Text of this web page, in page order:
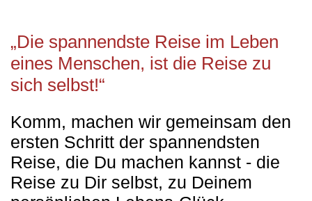
„Die spannendste Reise im Leben
eines Menschen, ist die Reise zu
sich selbst!“
Komm, machen wir gemeinsam den
ersten Schritt der spannendsten
Reise, die Du machen kannst - die
Reise zu Dir selbst, zu Deinem